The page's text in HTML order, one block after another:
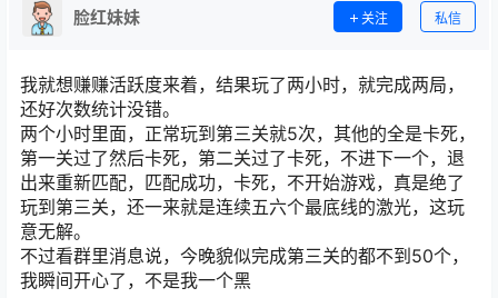
脸红妹妹 关注 私信
我就想赚赚活跃度来着，结果玩了两小时，就完成两局，
还好次数统计没错。
两个小时里面，正常玩到第三关就5次，其他的全是卡死，
第一关过了然后卡死，第二关过了卡死，不进下一个，退
出来重新匹配，匹配成功，卡死，不开始游戏，真是绝了
玩到第三关，还一来就是连续五六个最底线的激光，这玩
意无解。
不过看群里消息说，今晚貌似完成第三关的都不到50个，
我瞬间开心了，不是我一个黑